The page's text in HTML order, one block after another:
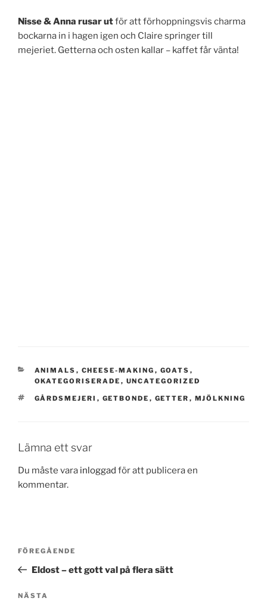
Nisse & Anna rusar utför att förhoppningsvis charma
bockarna in i hagen igen och Claire springer till
mejeriet. Getterna och osten kallar – kaffet får vänta!
KATEGORIER
ANIMALS , CHEESE-MAKING , GOATS ,
OKATEGORISERADE , UNCATEGORIZED
TAGGAR
GÅRDSMEJERI , GETBONDE , GETTER , MJÖLKNING
Lämna ett svar
Du måste vara inloggad för att publicera en
kommentar.
Inläggsnavigering
Föregående
inlägg
FÖREGÅENDE
Eldost – ett gott val på flera sätt
Nästa
NÄSTA